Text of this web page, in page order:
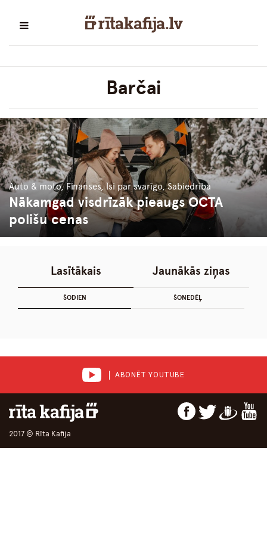
Barčai
Auto & moto, Finanses, Īsi par svarīgo, Sabiedrība
Nākamgad visdrīzāk pieaugs OCTA
polišu cenas
Lasītākais
ŠODIEN ŠONEDĒĻ
Jaunākās ziņas
ABONĒT YOUTUBE
2017 © Rīta Kafija